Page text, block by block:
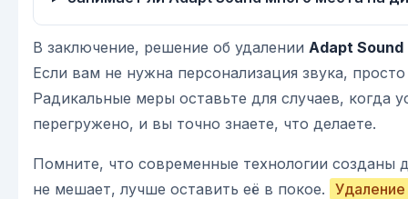
В заключение, решение об удалении Adapt Sound
Если вам не нужна персонализация звука,
Радикальные меры оставьте для случаев, когда
перегружено, и вы точно знаете, что делаете.
Помните, что современные технологии созданы
не мешает, лучше оставить её в покое.